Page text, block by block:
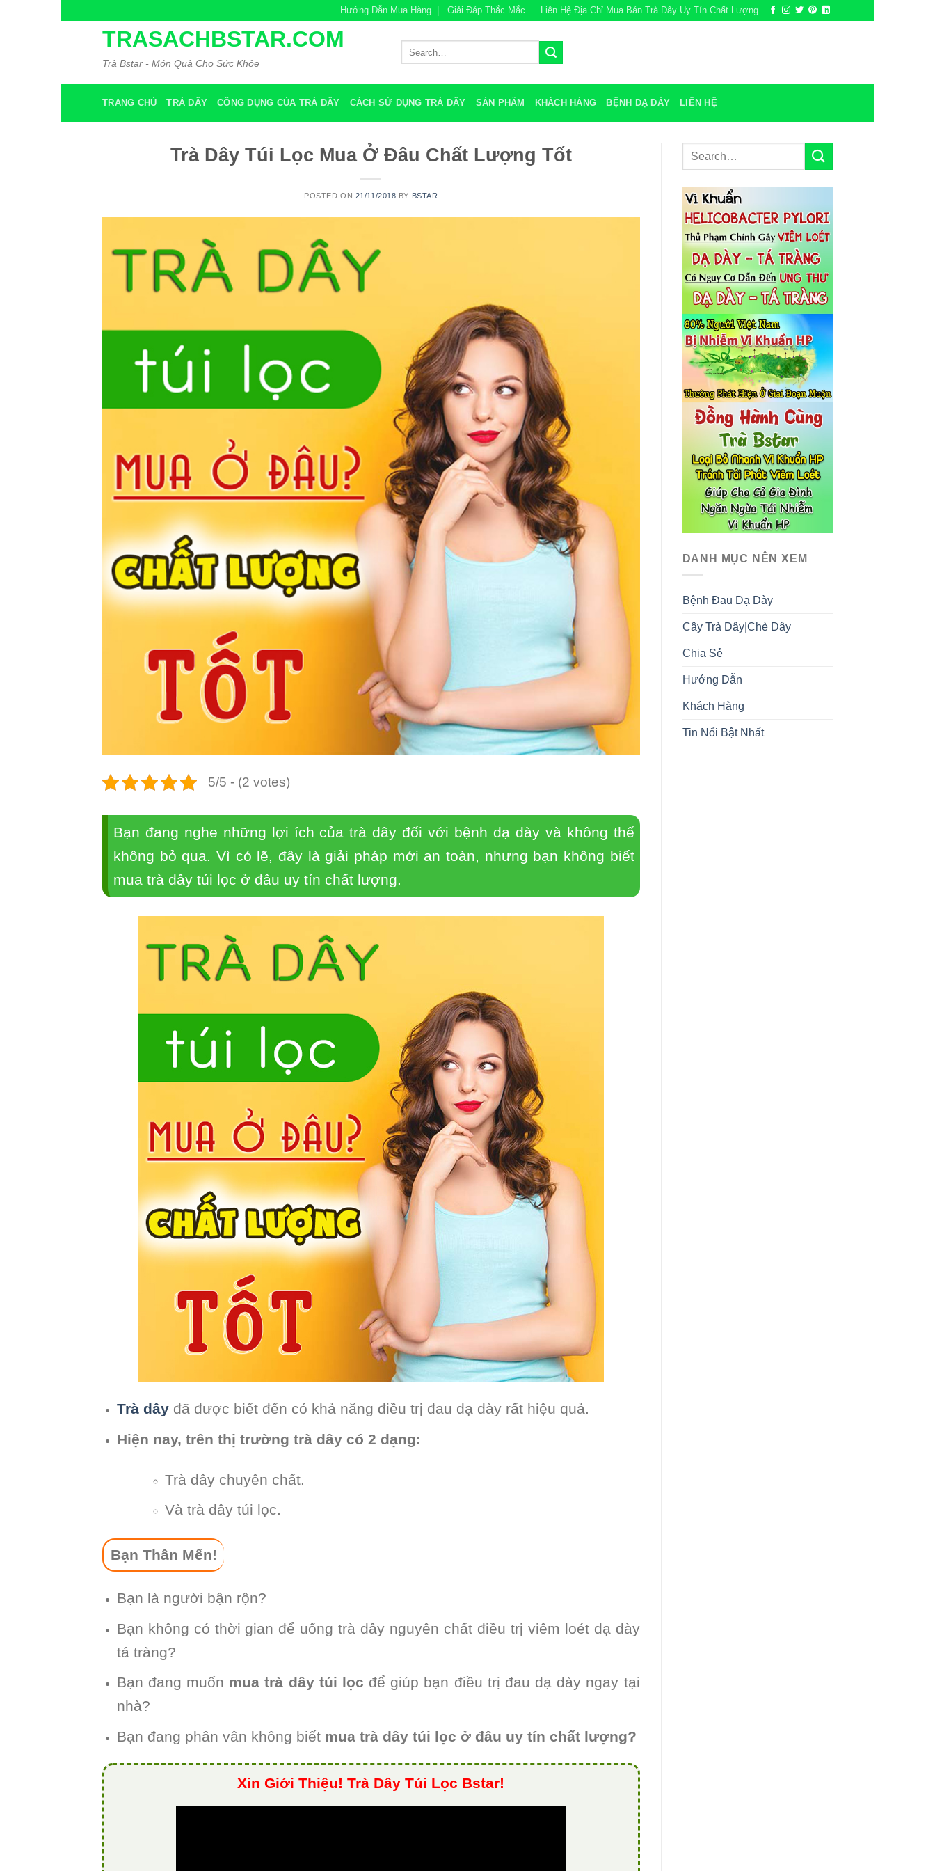
Hướng Dẫn Mua Hàng Giải Đáp Thắc Mắc Liên Hệ Địa Chỉ Mua Bán Trà Dây Uy Tín Chất Lượng
TRASACHBSTAR.COM
Trà Bstar - Món Quà Cho Sức Khỏe
TRANG CHỦ TRÀ DÂY CÔNG DỤNG CỦA TRÀ DÂY CÁCH SỬ DỤNG TRÀ DÂY SẢN PHẨM KHÁCH HÀNG BỆNH DẠ DÀY LIÊN HỆ
Trà Dây Túi Lọc Mua Ở Đâu Chất Lượng Tốt
POSTED ON 21/11/2018 BY BSTAR
5/5 - (2 votes)
Bạn đang nghe những lợi ích của trà dây đối với bệnh dạ dày và không thể
không bỏ qua. Vì có lẽ, đây là giải pháp mới an toàn, nhưng bạn không biết
mua trà dây túi lọc ở đâu uy tín chất lượng.
Trà dâyđã được biết đến có khả năng điều trị đau dạ dày rất hiệu quả.
Hiện nay, trên thị trường trà dây có 2 dạng:
Trà dây chuyên chất.
Và trà dây túi lọc.
Bạn Thân Mến!
Bạn là người bận rộn?
Bạn không có thời gian để uống trà dây nguyên chất điều trị viêm loét dạ dày
tá tràng?
Bạn đang muốn mua trà dây túi lọc để giúp bạn điều trị đau dạ dày ngay tại
nhà?
Bạn đang phân vân không biết mua trà dây túi lọc ở đâu uy tín chất lượng?
Xin Giới Thiệu! Trà Dây Túi Lọc Bstar!
DANH MỤC NÊN XEM
Bệnh Đau Dạ Dày
Cây Trà Dây|Chè Dây
Chia Sẻ
Hướng Dẫn
Khách Hàng
Tin Nổi Bật Nhất